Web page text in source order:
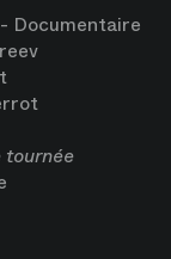
- Documentaire
tournée